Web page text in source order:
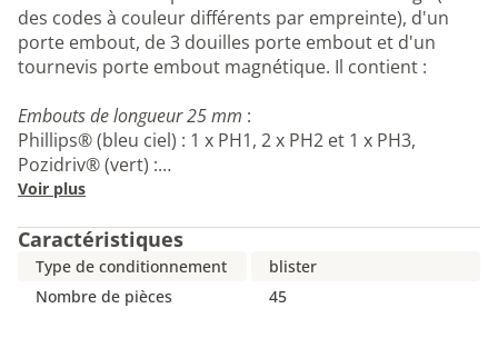
des codes à couleur différents par empreinte), d'un
porte embout, de 3 douilles porte embout et d'un
tournevis porte embout magnétique. Il contient :
Embouts de longueur 25 mm :
Phillips® (bleu ciel) : 1 x PH1, 2 x PH2 et 1 x PH3,
Pozidriv® (vert) :…
Voir plus
Caractéristiques
Type de conditionnement
blister
Nombre de pièces
45